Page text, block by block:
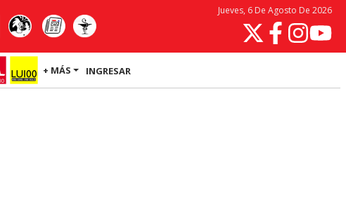
Jueves, 6 De Agosto De 2026
+ MÁS INGRESAR